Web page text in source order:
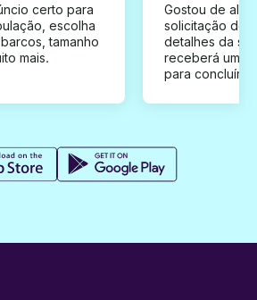
certo para
escolha
tamanho
mais.
Gostou de
solicitação de
detalhes da
receberá uma
para concluír a